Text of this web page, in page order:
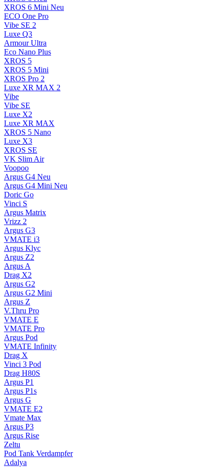
XROS 6 Mini Neu
ECO One Pro
Vibe SE 2
Luxe Q3
Armour Ultra
Eco Nano Plus
XROS 5
XROS 5 Mini
XROS Pro 2
Luxe XR MAX 2
Vibe
Vibe SE
Luxe X2
Luxe XR MAX
XROS 5 Nano
Luxe X3
XROS SE
VK Slim Air
Voopoo
Argus G4 Neu
Argus G4 Mini Neu
Doric Go
Vinci S
Argus Matrix
Vrizz 2
Argus G3
VMATE i3
Argus Klyc
Argus Z2
Argus A
Drag X2
Argus G2
Argus G2 Mini
Argus Z
V.Thru Pro
VMATE E
VMATE Pro
Argus Pod
VMATE Infinity
Drag X
Vinci 3 Pod
Drag H80S
Argus P1
Argus P1s
Argus G
VMATE E2
Vmate Max
Argus P3
Argus Rise
Zeltu
Pod Tank Verdampfer
Adalya